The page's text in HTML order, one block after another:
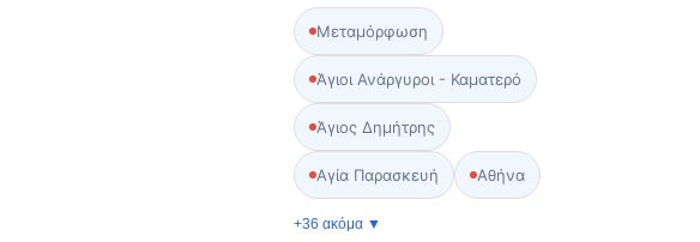
Μεταμόρφωση
Άγιοι Ανάργυροι - Καματερό
Άγιος Δημήτρης
Αγία Παρασκευή Αθήνα
+36 ακόμα ▼